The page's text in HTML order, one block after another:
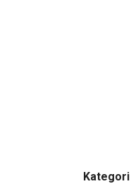
Kategori